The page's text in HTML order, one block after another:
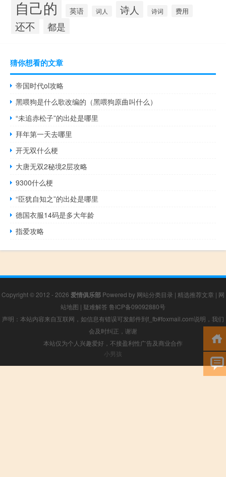
自己的 英语 词人 诗人 诗词 费用
还不 都是
猜你想看的文章
帝国时代ol攻略
黑喂狗是什么歌改编的（黑喂狗原曲叫什么）
“未追赤松子”的出处是哪里
拜年第一天去哪里
开无双什么梗
大唐无双2秘境2层攻略
9300什么梗
“臣犹自知之”的出处是哪里
德国衣服14码是多大年龄
指爱攻略
Copyright © 2012 - 2026 爱情俱乐部 Powered by 网站分类目录 | 精选推荐文章 | 网
站地图 | 疑难解答 鲁ICP备09092880号
声明：本站内容来自互联网，如信息有错误可发邮件到f_fb#foxmail.com说明，我们
会及时纠正，谢谢
本站仅为个人兴趣爱好，不接盈利性广告及商业合作
小男孩